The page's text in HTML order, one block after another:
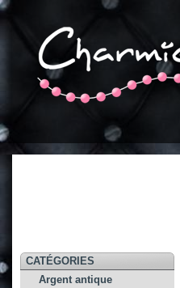
CATÉGORIES
Argent antique